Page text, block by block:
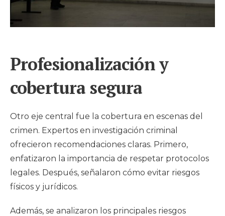
Profesionalización y
cobertura segura
Otro eje central fue la cobertura en escenas del
crimen. Expertos en investigación criminal
ofrecieron recomendaciones claras. Primero,
enfatizaron la importancia de respetar protocolos
legales. Después, señalaron cómo evitar riesgos
físicos y jurídicos.
Además, se analizaron los principales riesgos